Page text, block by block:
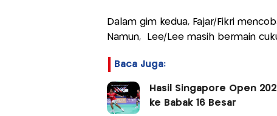
Dalam gim kedua, Fajar/Fikri
Namun, Lee/Lee masih bermain
Baca Juga:
Hasil Singapore Open
ke Babak 16 Besar